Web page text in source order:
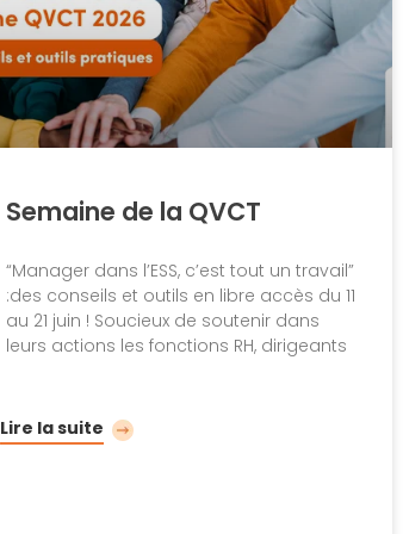
Semaine de la QVCT
“Manager dans l’ESS, c’est tout un travail”
:des conseils et outils en libre accès du 11
au 21 juin ! Soucieux de soutenir dans
leurs actions les fonctions RH, dirigeants
Lire la suite